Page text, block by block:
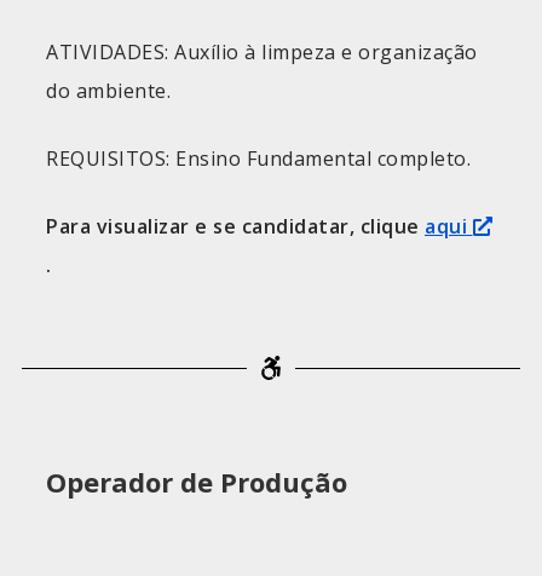
ATIVIDADES: Auxílio à limpeza e organização
do ambiente.
REQUISITOS: Ensino Fundamental completo.
Para visualizar e se candidatar, clique aqui
.
Operador de Produção